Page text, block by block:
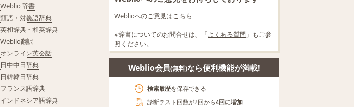
Weblio 辞書
類語・対義語辞典
英和辞典・和英辞典
Weblio翻訳
オンライン英会話
日中中日辞典
日韓韓日辞典
フランス語辞典
インドネシア語辞典
Weblioへのご意見はこちら
※辞書についてのお問合せは、「よくある質問 」もご参
照ください。
Weblio会員(無料)なら便利機能が満載!
検索履歴を保存できる
診断テスト回数が2回から4回に増加